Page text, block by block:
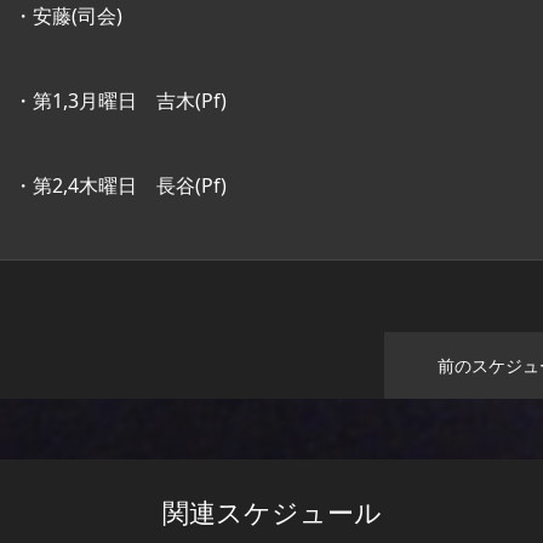
・安藤(司会)
・第1,3月曜日 吉木(Pf)
・第2,4木曜日 長谷(Pf)
前のスケジ
関連スケジュール